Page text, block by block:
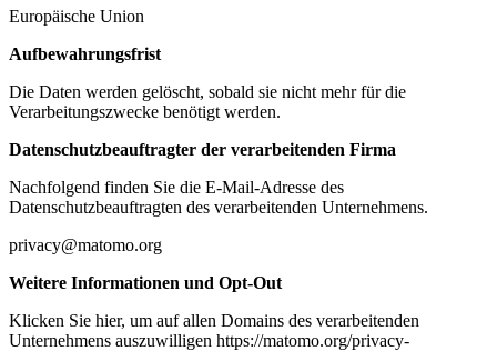
Europäische Union
Aufbewahrungsfrist
Die Daten werden gelöscht, sobald sie nicht mehr für die
Verarbeitungszwecke benötigt werden.
Datenschutzbeauftragter der verarbeitenden Firma
Nachfolgend finden Sie die E-Mail-Adresse des
Datenschutzbeauftragten des verarbeitenden Unternehmens.
privacy@matomo.org
Weitere Informationen und Opt-Out
Klicken Sie hier, um auf allen Domains des verarbeitenden
Unternehmens auszuwilligen https://matomo.org/privacy-